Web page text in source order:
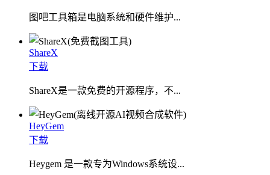
图吧工具箱是电脑系统和硬件维护...
ShareX
下载
ShareX是一款免费的开源程序，不...
HeyGem
下载
Heygem 是一款专为Windows系统设...